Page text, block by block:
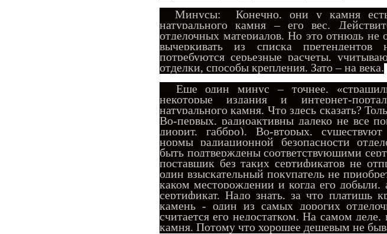
Минусы: Конечно, они у камня есть.
натурального камня – его вес.
отделочных материалов. Но это отнюдь не
вычеркивать из списка
потребуются серьезные расчеты,
отделки, способы крепления. Зато – на века.
Еще один минус – точнее,
некоторые издания и интернет-
натурального камня. Что здесь сказать?
Во-первых, радиоактивны далеко не все
диорит, габбро). Во-вторых,
нормы радиационной безопасности
быть подтверждены соответствующими
поставщик без таких сертификатов не
один взыскательный покупатель не
каком месторождении и когда его
сертификат. Надо знать, за что платишь
камень - один из самых дорогих
считается его недостатком. На самом
камня. Потому что хорошее дешевым не